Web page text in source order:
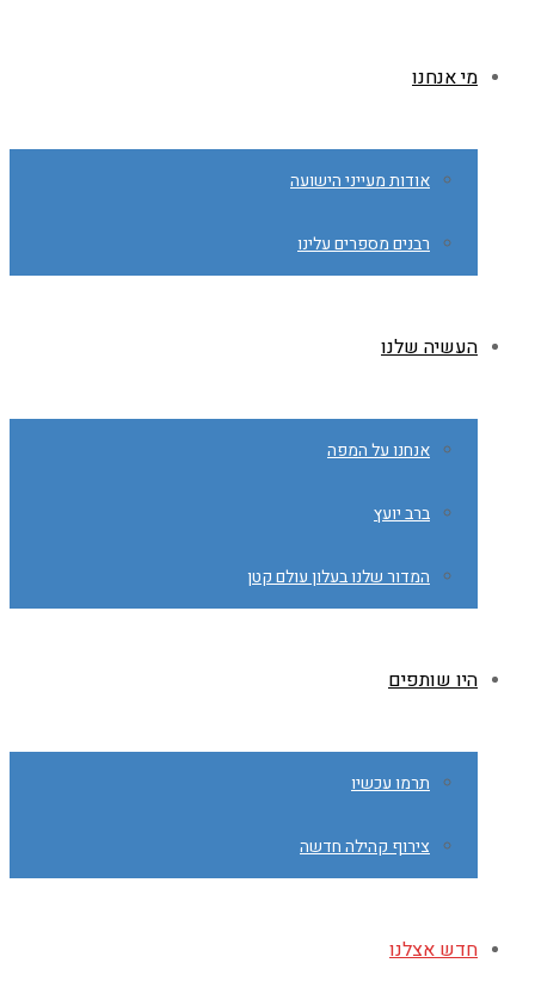
מי אנחנו
אודות מעייני הישועה
רבנים מספרים עלינו
העשיה שלנו
אנחנו על המפה
ברב יועץ
המדור שלנו בעלון עולם קטן
היו שותפים
תרמו עכשיו
צירוף קהילה חדשה
חדש אצלנו